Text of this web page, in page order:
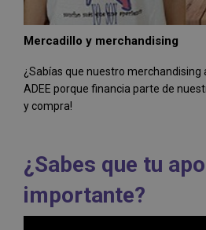
Mercadillo y merchandising
¿Sabías que nuestro merchandising
ADEE porque financia parte de
y compra!
¿Sabes que tu
importante?